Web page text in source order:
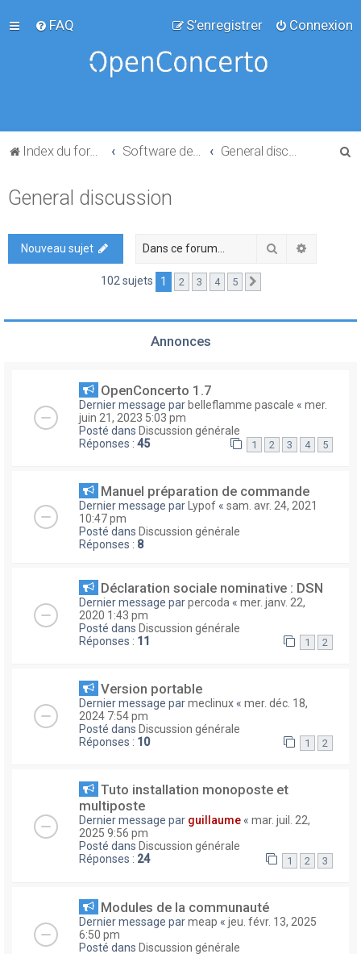
FAQ Connexion
S’enregistrer
Index du forum
General discussion
Nouveau sujet Rechercher
102 sujets 1 2 3 4 5
Annonces
OpenConcerto 1.7
Dernier message par belleflamme pascale « mer.
juin 21, 2023 5:03 pm
Posté dans Discussion générale
Réponses : 45 1 2 3 4 5
Manuel préparation de commande
Dernier message par Lypof « sam. avr. 24, 2021
10:47 pm
Posté dans Discussion générale
Réponses : 8
Déclaration sociale nominative : DSN
Dernier message parpercoda « mer. janv. 22,
2020 1:43 pm
Posté dans Discussion générale
Réponses : 11 1 2
Version portable
Dernier message parmeclinux « mer. déc. 18,
2024 7:54 pm
Posté dans Discussion générale
Réponses : 10 1 2
Tuto installation monoposte et
multiposte
Dernier message par guillaume « mar. juil. 22,
2025 9:56 pm
Posté dans Discussion générale
Réponses : 24 1 2 3
Modules de la communauté
Dernier message parmeap « jeu. févr. 13, 2025
6:50 pm
Posté dans Discussion générale